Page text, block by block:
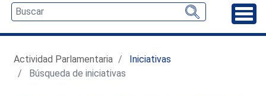
Actividad Parlamentaria
Iniciativas
Búsqueda de iniciativas